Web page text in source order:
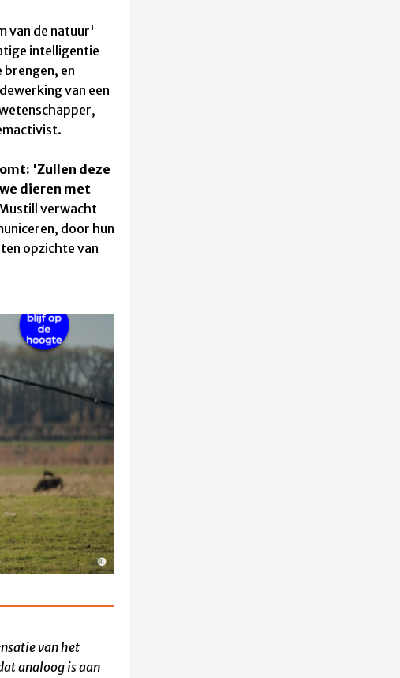
van de natuur'
intelligentie
en
van een
'Zullen deze
dieren met
verwacht
door hun
opzichte van
van het
analoog is aan